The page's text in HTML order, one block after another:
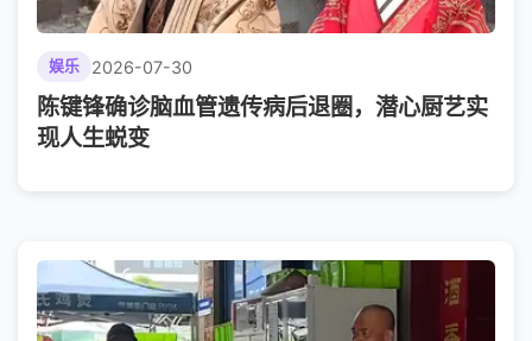
娱乐 2026-07-30
陈键锋确诊脑血管遗传病后退圈，潜心厨艺实
现人生蜕变